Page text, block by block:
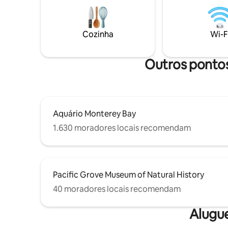
rede para relaxar e descontrair
totalmente. Por favor, note que a cabana
está em uma estrada de mão única e
ventosa. Há Wi-Fi, mas não há TV ou ar
241449
por
de
cama à noite. Envie-me uma
que
Cozinha Wi-
Outros
Aquário Monterey Bay
1.630 moradores locais recomendam
Pacific Grove Museum of Natural History
40 moradores locais recomendam